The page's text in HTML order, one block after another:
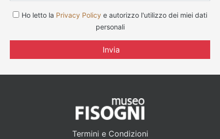
Ho letto la Privacy Policy e autorizzo l'utilizzo dei miei dati
personali
Invia
Termini e Condizioni